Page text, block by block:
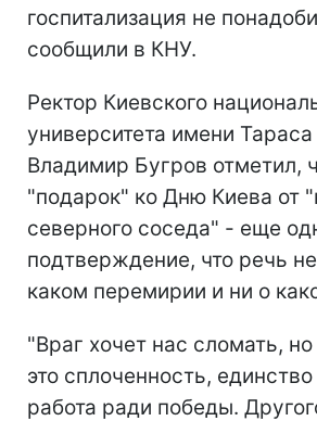
госпитализация не
сообщили в КНУ.
Ректор Киевского
университета имени
Владимир Бугров отметил,
"подарок" ко Дню Киева от
северного соседа" - еще
подтверждение, что речь
каком перемирии и ни о
"Враг хочет нас сломать,
это сплоченность,
работа ради победы.